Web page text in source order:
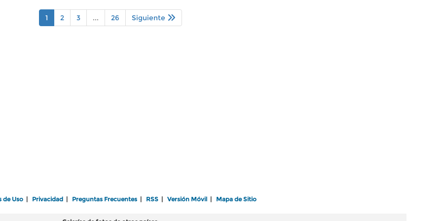
1 2 3 ... 26 Siguiente
de Uso Privacidad Preguntas Frecuentes RSS Versión Móvil Mapa de Sitio